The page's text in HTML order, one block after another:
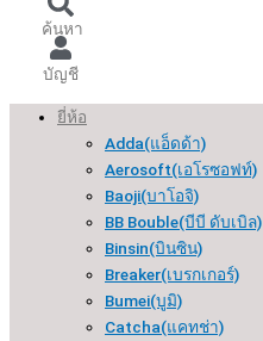
ค้นหา
บัญชี
ยี่ห้อ
Adda(แอ็ดด้า)
Aerosoft(เอโรซอฟท์)
Baoji(บาโอจิ)
BB Bouble(บีบี ดับเบิล)
Binsin(บินซิน)
Breaker(เบรกเกอร์​)
Bumei(บูมิ)
Catcha(แคทช่า)